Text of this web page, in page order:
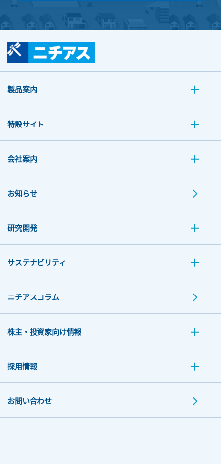
製品案内
特設サイト
会社案内
お知らせ
研究開発
サステナビリティ
ニチアスコラム
株主・投資家向け情報
採用情報
お問い合わせ